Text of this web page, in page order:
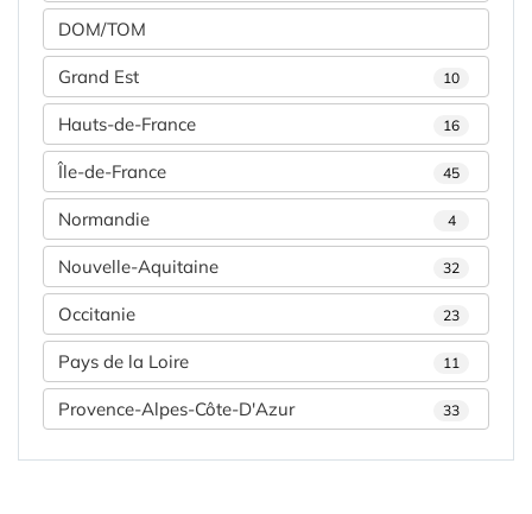
DOM/TOM
Grand Est 10
Hauts-de-France 16
Île-de-France 45
Normandie 4
Nouvelle-Aquitaine 32
Occitanie 23
Pays de la Loire 11
Provence-Alpes-Côte-D'Azur 33